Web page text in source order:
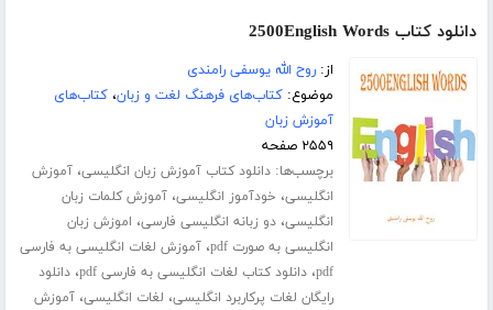
دانلود کتاب 2500English Words
از:روح الله یوسفی رامندی
موضوع:کتاب‌های فرهنگ لغت و زبان،کتاب‌های
آموزش زبان
۲۵۵۹ صفحه
برچسب‌ها:دانلود کتاب آموزش زبان انگلیسی،آموزش
انگلیسی، خودآموز انگلیسی،آموزش کلمات زبان
انگلیسی،دو زبانه انگلیسی فارسی، اموزش زبان
انگلیسی به صورت pdf
،آموزش لغات انگلیسی به فارسی
pdf،دانلود کتاب لغات انگلیسی به فارسی pdf ،دانلود
رایگان لغات پرکاربرد انگلیسی، لغات انگلیسی،آموزش